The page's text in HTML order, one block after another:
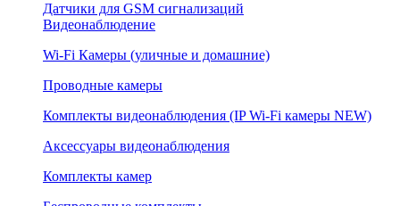
Датчики для GSM сигнализаций
Видеонаблюдение
Wi-Fi Камеры (уличные и домашние)
Проводные камеры
Комплекты видеонаблюдения (IP Wi-Fi камеры NEW)
Аксессуары видеонаблюдения
Комплекты камер